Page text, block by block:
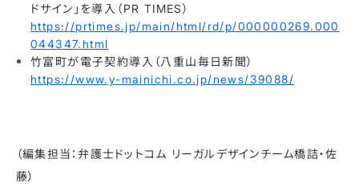
ドサイン」を導入（PR TIMES）
https://prtimes.jp/main/html/rd/p/000000269.000
044347.html
竹富町が電子契約導入（八重山毎日新聞）
https://www.y-mainichi.co.jp/news/39088/
（編集担当：弁護士ドットコム リーガルデザインチーム橋詰・佐
藤）